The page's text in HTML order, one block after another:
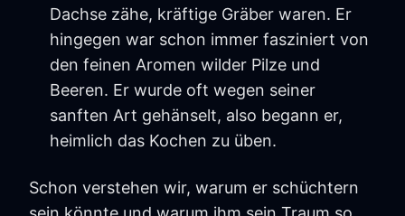
Dachse zähe, kräftige Gräber waren. Er
hingegen war schon immer fasziniert von
den feinen Aromen wilder Pilze und
Beeren. Er wurde oft wegen seiner
sanften Art gehänselt, also begann er,
heimlich das Kochen zu üben.
Schon verstehen wir, warum er schüchtern